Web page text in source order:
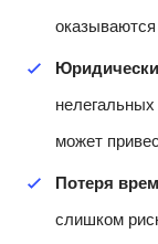
может
Потеря
слишком